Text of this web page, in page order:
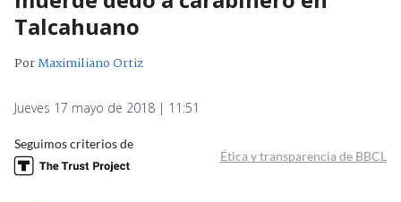
Talcahuano
PorMaximiliano Ortiz
Jueves 17 mayo de 2018 | 11:51
Seguimos criterios de
Ética y transparencia de BBCL